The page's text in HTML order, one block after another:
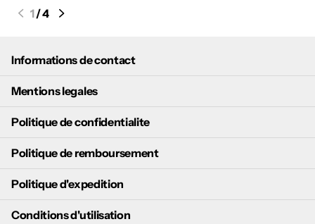
1/4
Informations de contact
Mentions legales
Politique de confidentialite
Politique de remboursement
Politique d'expedition
Conditions d'utilisation